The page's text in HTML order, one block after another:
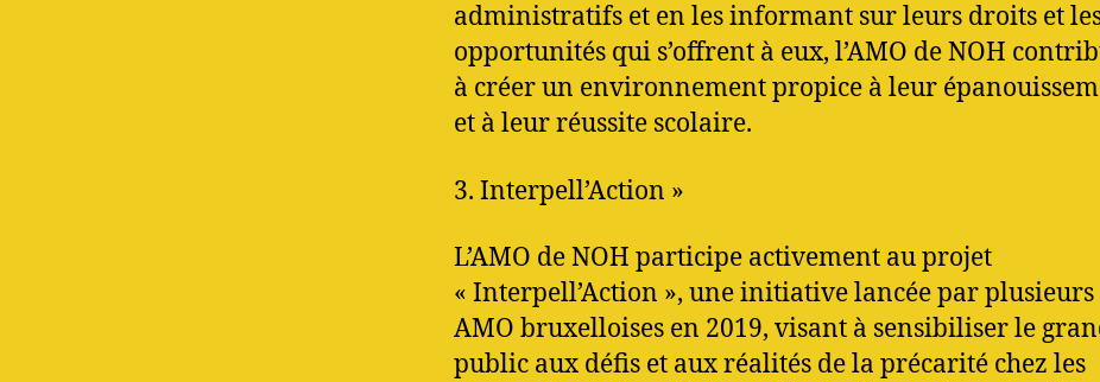
administratifs et en les informant sur leurs droits et
opportunités qui s’offrent à eux, l’AMO de NOH
à créer un environnement propice à leur
et à leur réussite scolaire.
3. Interpell’Action »
L’AMO de NOH participe activement au projet
« Interpell’Action », une initiative lancée par plusieurs
AMO bruxelloises en 2019, visant à sensibiliser le
public aux défis et aux réalités de la précarité chez les